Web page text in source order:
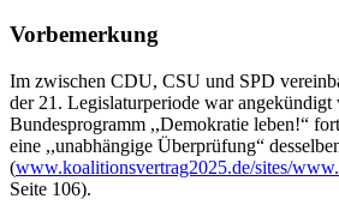
Vorbemerkung
Im zwischen CDU, CSU und SPD
der 21. Legislaturperiode war angekündigt
Bundesprogramm ,,Demokratie leben!“
eine ,,unabhängige Überprüfung“
(www.koalitionsvertrag2025.de/sites/
Seite 106).